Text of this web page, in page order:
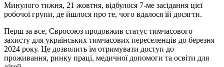
Минулого тижня, 21 жовтня, відбулося 7-ме засідання цієї
робочої групи, де йшлося про те, чого вдалося їй досягти.
Перш за все, Євросоюз продовжив статус тимчасового
захисту для українських тимчасових переселенців до березня
2024 року. Це дозволить їм отримувати доступ до
проживання, ринку праці, медичної допомоги та освіти для